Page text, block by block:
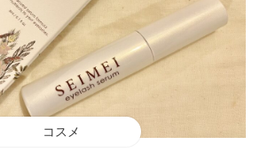
コスメ